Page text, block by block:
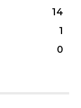
14
1
0